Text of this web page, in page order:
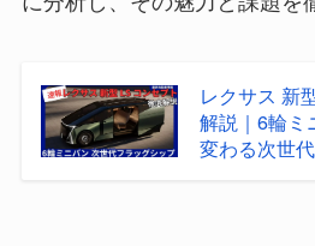
レクサス 新
解説｜6輪ミ
変わる次世